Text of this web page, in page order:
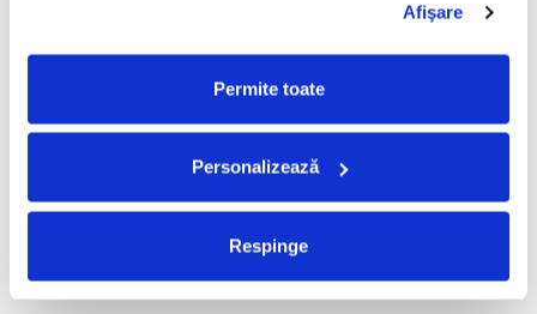
Afişare
Permite toate
Personalizează
Respinge
PRODUSE ALTERNATIVE
Boney M. - Oceans Of
Fantasy , (Disc Vinil)
80,00 Lei
Harry Styles – Harry’s
House, (Disc Vinil)
210,00 Lei